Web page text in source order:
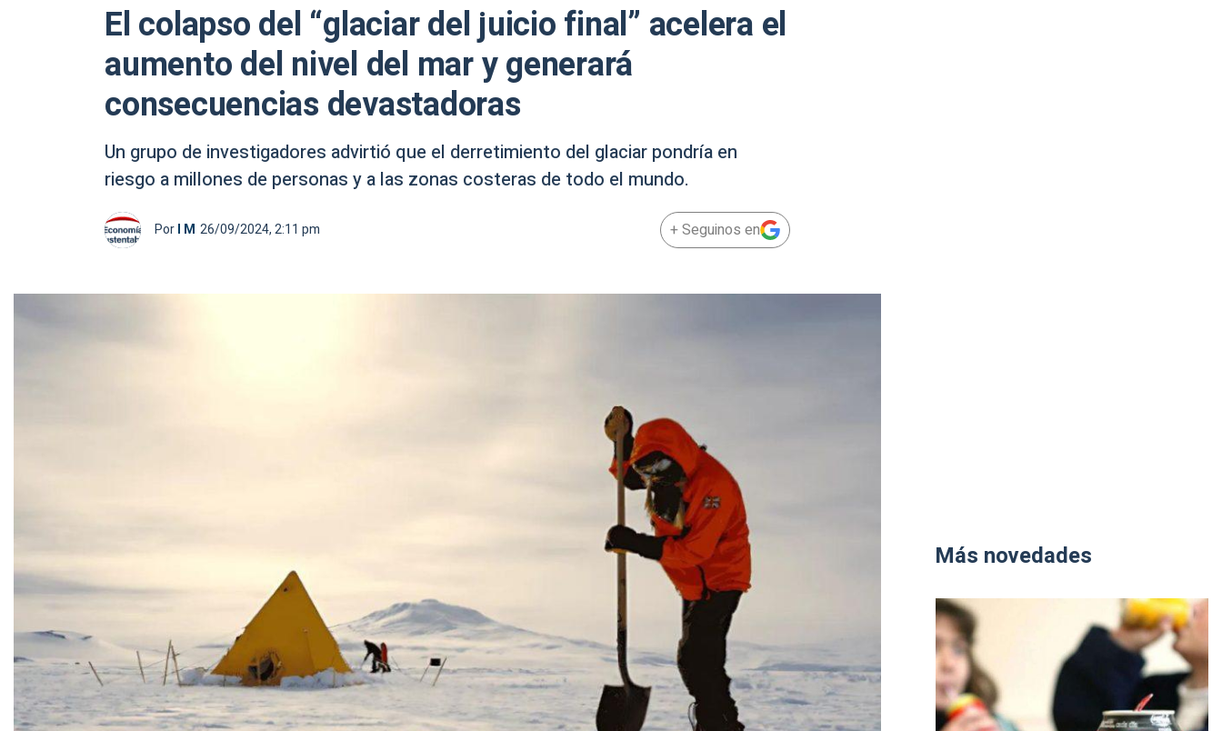
El colapso del “glaciar del juicio final” acelera el
aumento del nivel del mar y generará
consecuencias devastadoras
Un grupo de investigadores advirtió que el derretimiento del glaciar pondría en
riesgo a millones de personas y a las zonas costeras de todo el mundo.
PorI M 26/09/2024, 2:11 pm + Seguinos en
Más novedades